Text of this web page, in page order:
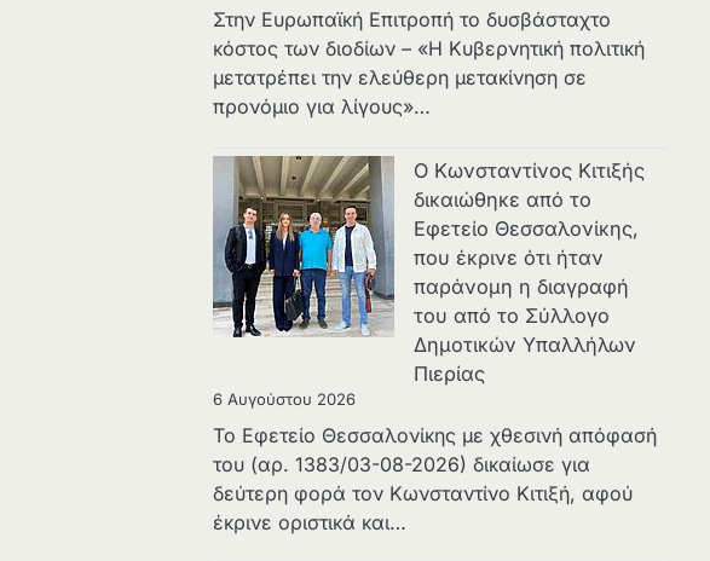
Στην Ευρωπαϊκή Επιτροπή το δυσβάσταχτο
κόστος των διοδίων – «Η Κυβερνητική πολιτική
μετατρέπει την ελεύθερη μετακίνηση σε
προνόμιο για λίγους»…
Ο Κωνσταντίνος Κιτιξής
δικαιώθηκε από το
Εφετείο Θεσσαλονίκης,
που έκρινε ότι ήταν
παράνομη η διαγραφή
του από το Σύλλογο
Δημοτικών Υπαλλήλων
Πιερίας
6 Αυγούστου 2026
Το Εφετείο Θεσσαλονίκης με χθεσινή απόφασή
του (αρ. 1383/03-08-2026) δικαίωσε για
δεύτερη φορά τον Κωνσταντίνο Κιτιξή, αφού
έκρινε οριστικά και…